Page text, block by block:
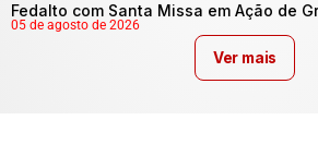
Fedalto com Santa Missa em Ação de
05 de agosto de 2026
Ver mais